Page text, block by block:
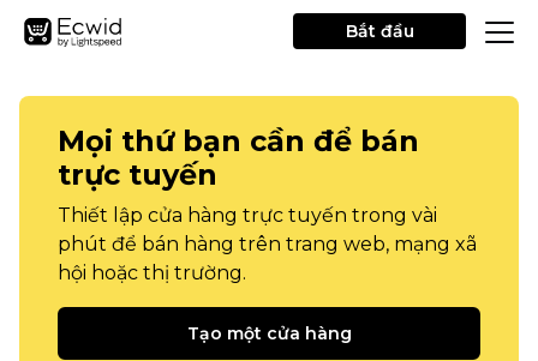
Bắt đầu
Mọi thứ bạn cần để bán
trực tuyến
Thiết lập cửa hàng trực tuyến trong vài
phút để bán hàng trên trang web, mạng xã
hội hoặc thị trường.
Tạo một cửa hàng